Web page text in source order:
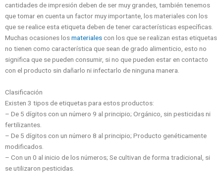
cantidades de impresión deben de ser muy grandes, también tenemos
que tomar en cuenta un factor muy importante, los materiales con los
que se realice esta etiqueta deben de tener características específicas.
Muchas ocasiones losmaterialescon los que se realizan estas etiquetas
no tienen como característica que sean de grado alimenticio, esto no
significa que se pueden consumir, si no que pueden estar en contacto
con el producto sin dañarlo ni infectarlo de ninguna manera.
Clasificación
Existen 3 tipos de etiquetas para estos productos:
– De 5 dígitos con un número 9 al principio; Orgánico, sin pesticidas ni
fertilizantes.
– De 5 dígitos con un número 8 al principio; Producto genéticamente
modificados.
– Con un 0 al inicio de los números; Se cultivan de forma tradicional, si
se utilizaron pesticidas.